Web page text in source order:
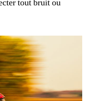
tout bruit ou